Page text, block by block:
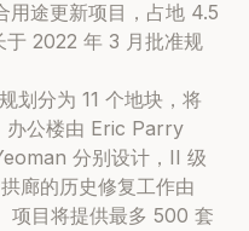
途更新项目，占地 4.5
于 2022 年 3 月批准规
划分为 11 个地块，将
办公楼由 Eric Parry
分别设计，II 级
廊的历史修复工作由
目将提供最多 500 套